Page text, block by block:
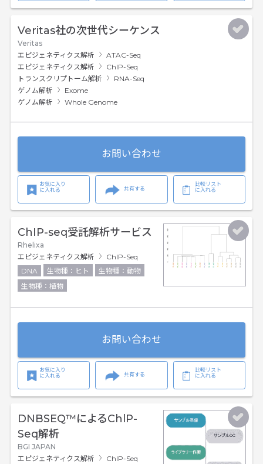
Veritas社の次世代シーケンス
Veritas
エピジェネティクス解析
ATAC-Seq
エピジェネティクス解析
ChIP-Seq
トランスクリプトーム解析
RNA-Seq
ゲノム解析
Exome
ゲノム解析
Whole Genome
お問い合わせ
お気に入り
に入れる
共有する
比較リスト
に入れる
ChIP-seq受託解析サービス
Rhelixa
エピジェネティクス解析
ChIP-Seq
DNA
生物種：ヒト
生物種：動物
生物種：植物
お問い合わせ
お気に入り
に入れる
共有する
比較リスト
に入れる
DNBSEQ™によるChlP-
Seq解析
BGI JAPAN
エピジェネティクス解析
ChIP-Seq